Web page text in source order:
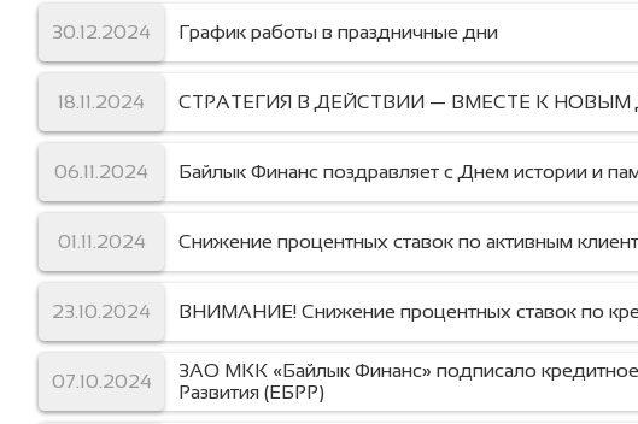
30.12.2024 График работы в праздничные дни
18.11.2024 СТРАТЕГИЯ В ДЕЙСТВИИ — ВМЕСТЕ К
06.11.2024 Байлык Финанс поздравляет с Днем истории и
01.11.2024 Снижение процентных ставок по активным
23.10.2024 ВНИМАНИЕ! Снижение процентных ставок по
07.10.2024
ЗАО МКК «Байлык Финанс» подписало
Развития (ЕБРР)